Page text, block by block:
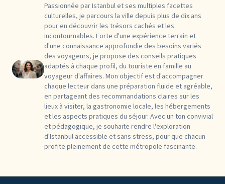
Passionnée par Istanbul et ses multiples facettes
culturelles, je parcours la ville depuis plus de dix ans
pour en découvrir les trésors cachés et les
incontournables. Forte d'une expérience terrain et
d'une connaissance approfondie des besoins variés
des voyageurs, je propose des conseils pratiques
adaptés à chaque profil, du touriste en famille au
voyageur d'affaires. Mon objectif est d'accompagner
chaque lecteur dans une préparation fluide et agréable,
en partageant des recommandations claires sur les
lieux à visiter, la gastronomie locale, les hébergements
et les aspects pratiques du séjour. Avec un ton convivial
et pédagogique, je souhaite rendre l'exploration
d'Istanbul accessible et sans stress, pour que chacun
profite pleinement de cette métropole fascinante.